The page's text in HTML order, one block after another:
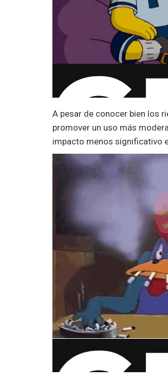
A pesar de conocer bien los
promover un uso más
impacto menos significativo